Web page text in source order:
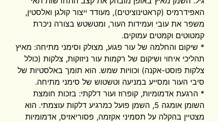
האפידרמיס (קראטינוציטים), מעודד ייצור קולגן ואלסטין,
משפר את עובי ועמידות העור, ומטשטש בצורה ניכרת
קמטוטים וקמטים עמוקים.
* שיקום והחלמה של עור פגוע, מצולק וסימני מתיחה: מאיץ
תהליכי איחוי ושיקום של רקמות עור ניזוקות, צלקות (כולל
צלקות פוסט-אקנה) וכוויות שמש. הוא תומך באלסטיות של
סיבי העור ומסייע במניעה וטשטוש של סימני מתיחה.
* הרגעת אדמומיות, קופרוז ועור דלקתי: בזכות חומצת
השומן אומגה 5, השמן פועל כמרגיע דלקות עוצמתי. הוא
מצטיין בהקלה על תסמיני אקזמה, פסוריאזיס, אדמומיות